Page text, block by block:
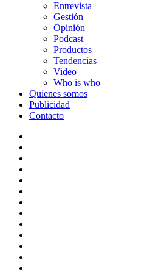
Entrevista
Gestión
Opinión
Podcast
Productos
Tendencias
Video
Who is who
Quienes somos
Publicidad
Contacto